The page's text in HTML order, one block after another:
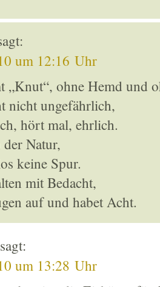
um 12:16 Uhr
„Knut“, ohne Hemd und
nicht ungefährlich,
hört mal, ehrlich.
Natur,
keine Spur.
mit Bedacht,
auf und habet Acht.
sagt:
um 13:28 Uhr